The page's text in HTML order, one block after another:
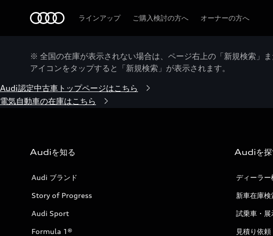
ラインアップ ご購入検討の方へ オーナーの方へ
※ 全国の在庫が表示されない場合は、ページ右上の「新規検索」
アイコンをタップすると「新規検索」が表示されます。
Audi認定中古車トップページはこちら
電気自動車の在庫はこちら
Audiを知る
Audi ブランド
Story of Progress
Audi Sport
Formula 1®
Audiを探
ディーラー
新車在庫検
試乗車・展
見積り依頼